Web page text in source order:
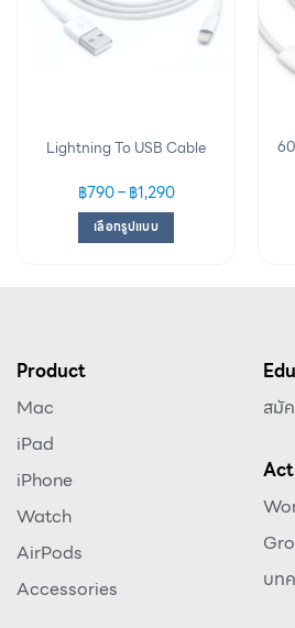
Lightning To USB Cable
฿790– ฿1,290
เลือกรูปแบบ
Product
Mac
iPad
iPhone
Watch
AirPods
Accessories
สมั
บท